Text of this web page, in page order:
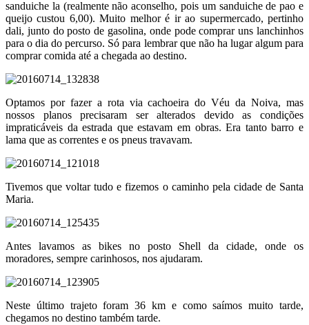
sanduiche la (realmente não aconselho, pois um sanduiche de pao e
queijo custou 6,00). Muito melhor é ir ao supermercado, pertinho
dali, junto do posto de gasolina, onde pode comprar uns lanchinhos
para o dia do percurso. Só para lembrar que não ha lugar algum para
comprar comida até a chegada ao destino.
Optamos por fazer a rota via cachoeira do Véu da Noiva, mas
nossos planos precisaram ser alterados devido as condições
impraticáveis da estrada que estavam em obras. Era tanto barro e
lama que as correntes e os pneus travavam.
Tivemos que voltar tudo e fizemos o caminho pela cidade de Santa
Maria.
Antes lavamos as bikes no posto Shell da cidade, onde os
moradores, sempre carinhosos, nos ajudaram.
Neste último trajeto foram 36 km e como saímos muito tarde,
chegamos no destino também tarde.